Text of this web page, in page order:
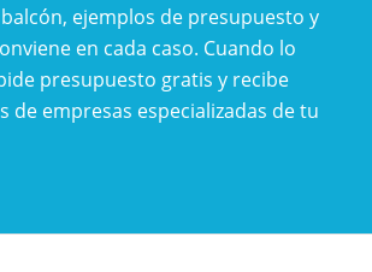
ejemplos de presupuesto y
en cada caso. Cuando lo
presupuesto gratis y recibe
de empresas especializadas de tu